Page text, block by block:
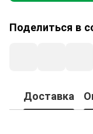
Поделиться в
Доставка